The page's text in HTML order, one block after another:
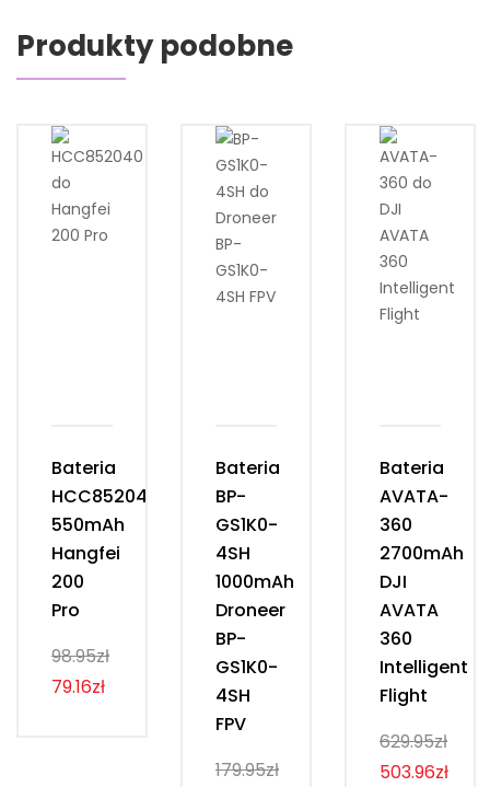
Produkty podobne
Bateria
HCC852040
550mAh
Hangfei
200
Pro
98.95zł
79.16zł
Bateria
BP-
GS1K0-
4SH
1000mAh
Droneer
BP-
GS1K0-
4SH
FPV
179.95zł
Bateria
AVATA-
360
2700mAh
DJI
AVATA
360
Intelligent
Flight
629.95zł
503.96zł